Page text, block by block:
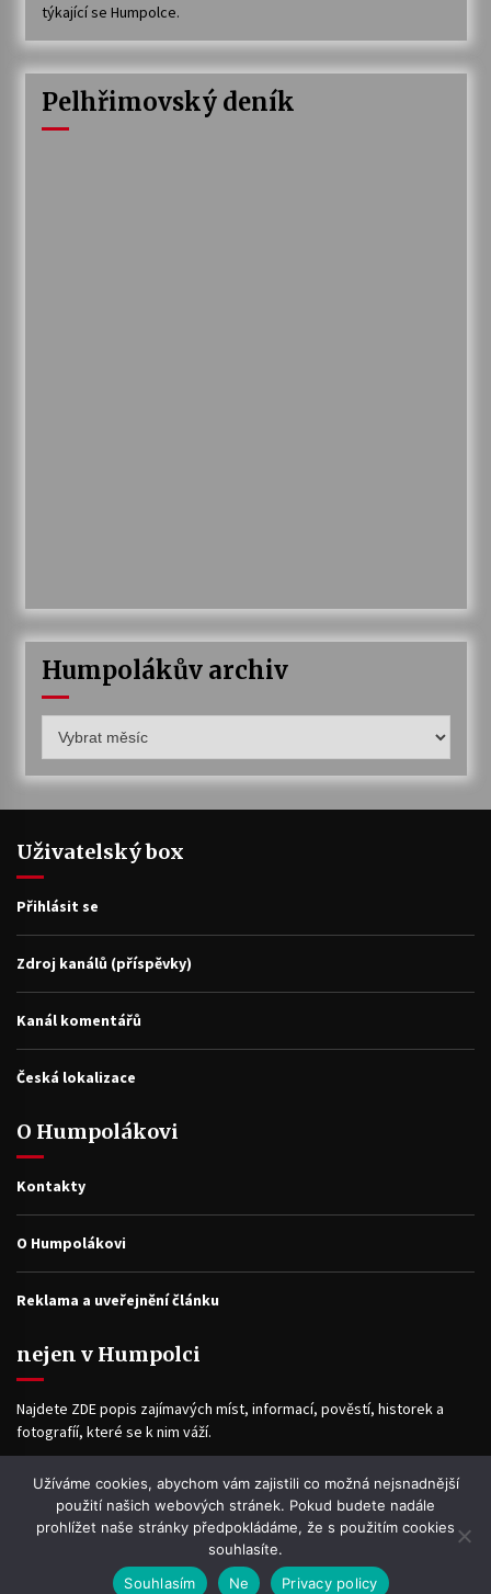
týkající se Humpolce.
Pelhřimovský deník
Humpolákův archiv
archiv
Uživatelský box
Přihlásit se
Zdroj kanálů (příspěvky)
Kanál komentářů
Česká lokalizace
O Humpolákovi
Kontakty
O Humpolákovi
Reklama a uveřejnění článku
nejen v Humpolci
Najdete ZDE popis zajímavých míst, informací, pověstí, historek a
fotografíí, které se k nim váží.
Facebook
Užíváme cookies, abychom vám zajistili co možná nejsnadnější
použití našich webových stránek. Pokud budete nadále
prohlížet naše stránky předpokládáme, že s použitím cookies
souhlasíte.
Souhlasím
Ne Privacy policy